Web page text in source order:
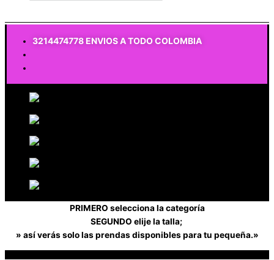
3214474778 ENVIOS A TODO COLOMBIA
PRIMERO selecciona la categoría
SEGUNDO elije la talla;
» así verás solo las prendas disponibles para tu pequeña.»